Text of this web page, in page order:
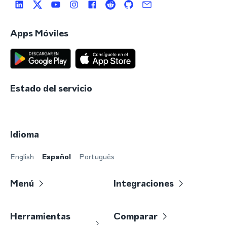
Apps Móviles
Estado del servicio
Idioma
English Español Português
Menú Integraciones
Herramientas
Comparar